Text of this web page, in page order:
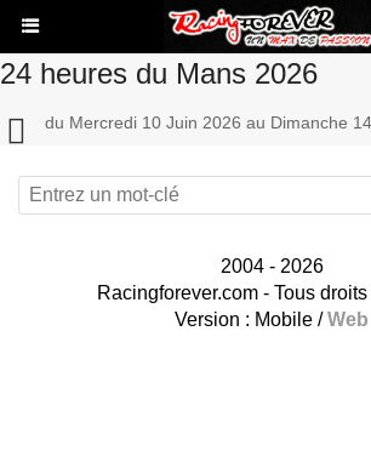
24 heures du Mans 2026
du Mercredi 10 Juin 2026 au Dimanche
2004 - 2026
Racingforever.com - Tous
Version : Mobile /Web